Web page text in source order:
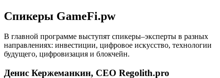
Спикеры GameFi.pw
В главной программе выступят спикеры–эксперты в разных
направлениях: инвестиции, цифровое искусство, технологии
будущего, цифровизация и блокчейн.
Денис Кержеманкин, CEO Regolith.pro